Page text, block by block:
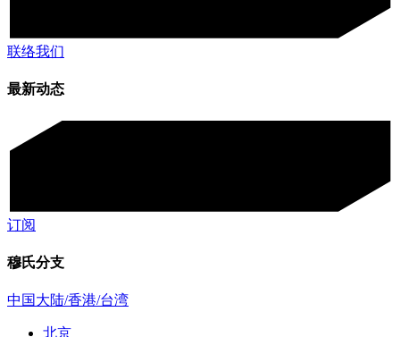
联络我们
最新动态
订阅
穆氏分支
中国大陆/香港/台湾
北京